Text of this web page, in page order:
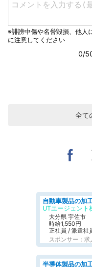
全て
大分県 宇佐市
時給1,550円
正社員 / 派遣社
スポンサー：求